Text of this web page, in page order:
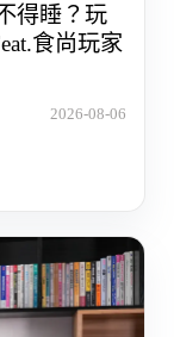
得睡？玩
食尚玩家
2026-08-06